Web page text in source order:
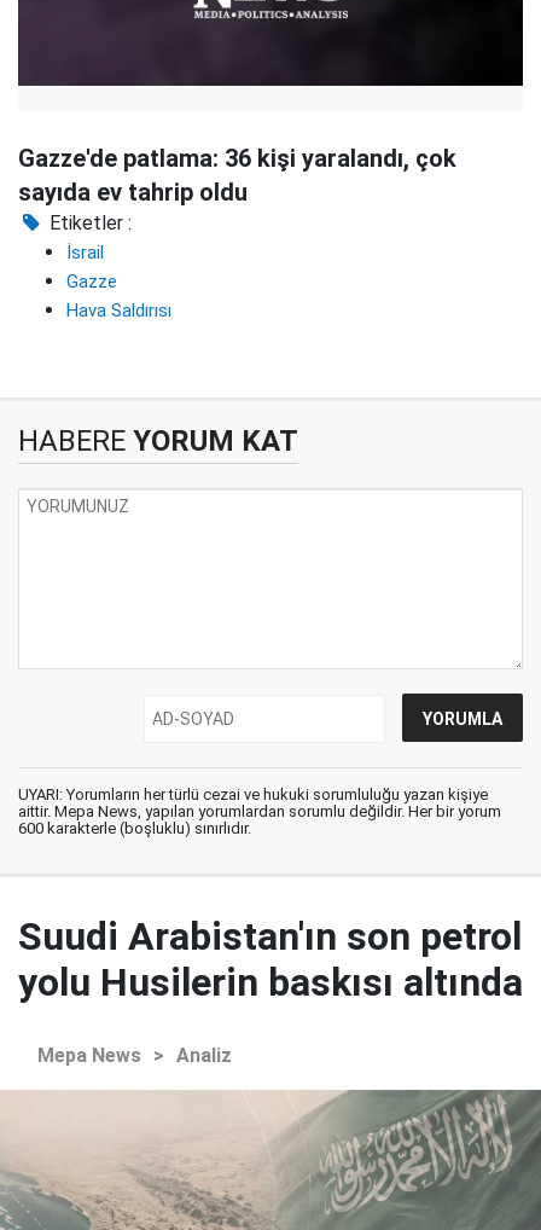
Gazze'de patlama: 36 kişi yaralandı, çok
sayıda ev tahrip oldu
Etiketler :
İsrail
Gazze
Hava Saldırısı
HABERE YORUM KAT
UYARI: Yorumların her türlü cezai ve hukuki sorumluluğu yazan kişiye
aittir. Mepa News, yapılan yorumlardan sorumlu değildir. Her bir yorum
600 karakterle (boşluklu) sınırlıdır.
Suudi Arabistan'ın son petrol
yolu Husilerin baskısı altında
Mepa News > Analiz